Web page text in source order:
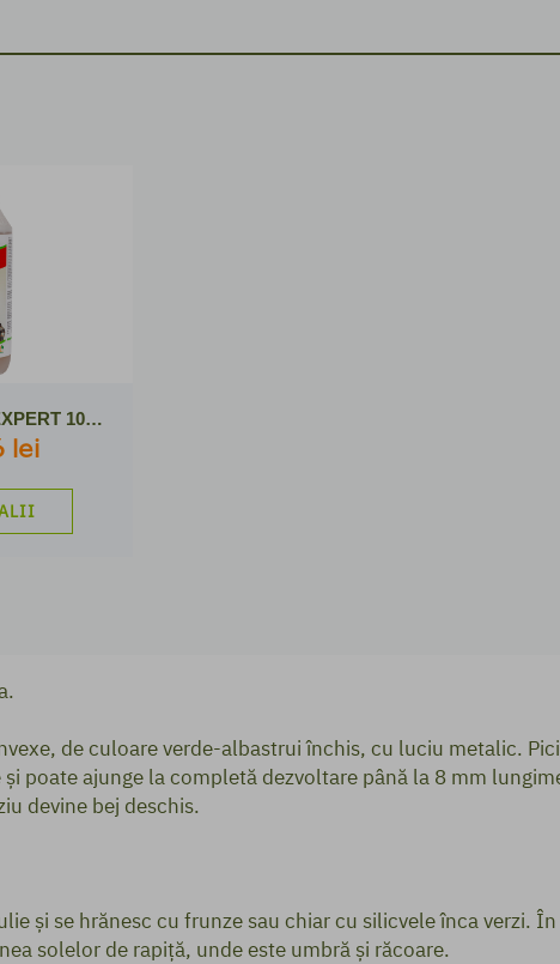
Insecticid DECIS EXPERT 100EC, 1 L
lei
de culoare verde-albastrui închis, cu luciu metalic.
poate ajunge la completă dezvoltare până la 8 mm
devine bej deschis.
și se hrănesc cu frunze sau chiar cu silicvele înca verzi.
solelor de rapiță, unde este umbră și răcoare.